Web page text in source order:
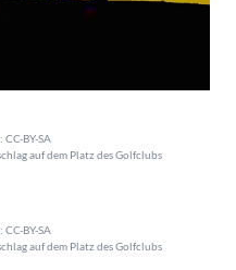
BY-SA
auf dem Platz des Golfclubs
BY-SA
auf dem Platz des Golfclubs